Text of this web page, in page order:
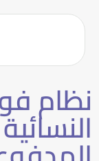
نظام